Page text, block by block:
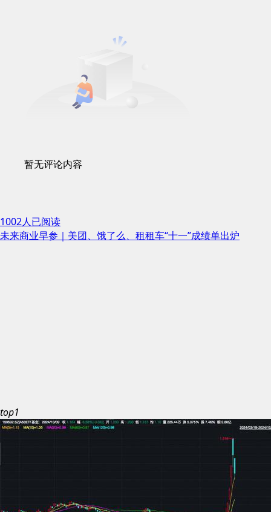
暂无评论内容
1002人已阅读
未来商业早参｜美团、饿了么、租租车“十一”成绩单出炉
top1